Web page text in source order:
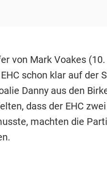
von Mark Voakes
schon klar auf der
Danny aus den
dass der EHC
machten die